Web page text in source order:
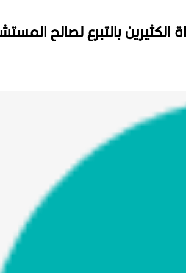
الكثيرين بالتبرع لصالح